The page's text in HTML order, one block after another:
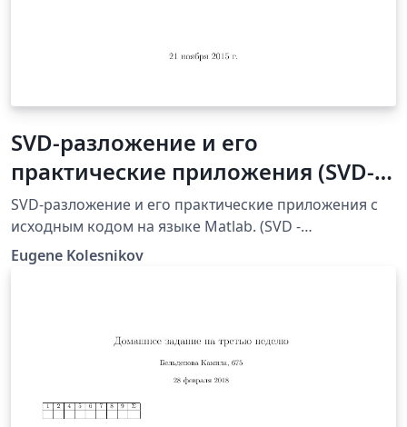
SVD-разложение и его
практические приложения (SVD-
decomposition and its practical
applications)
SVD-разложение и его практические приложения с
исходным кодом на языке Matlab. (SVD -
decomposition and its practical applications with
source code in the language Matlab.
Eugene Kolesnikov